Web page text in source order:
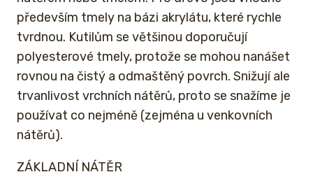
především tmely na bázi akrylátu, které rychle
tvrdnou. Kutilům se většinou doporučují
polyesterové tmely, protože se mohou nanášet
rovnou na čistý a odmaštěný povrch. Snižují ale
trvanlivost vrchních nátěrů, proto se snažíme je
používat co nejméně (zejména u venkovních
nátěrů).
ZÁKLADNÍ NÁTĚR